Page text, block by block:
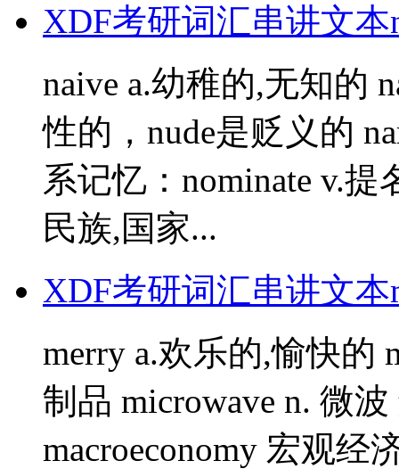
XDF考研词汇串讲文本
naive a.幼稚的,无知的
性的，nude是贬义的
系记忆：nominate v.提
民族,国家...
XDF考研词汇串讲文本
merry a.欢乐的,愉快的
制品 microwave n. 微
macroeconomy 宏观经